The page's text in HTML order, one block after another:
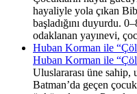
hayaliyle yola çıkan
başladığını duyurdu.
odaklanan yayınevi,
Huban Korman ile
Huban Korman ile
Uluslararası üne sahip,
Batman’da geçen